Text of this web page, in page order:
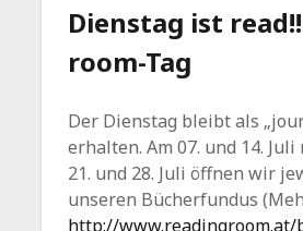
Dienstag ist
room-Tag
Der Dienstag bleibt als
erhalten. Am 07. und 14.
21. und 28. Juli öffnen wir
unseren Bücherfundus
http://www.readingroom.at/